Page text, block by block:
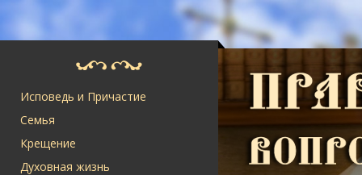
Исповедь и Причастие
Семья
Крещение
Духовная жизнь